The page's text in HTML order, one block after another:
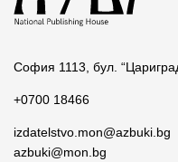
София 1113, бул.
+0700 18466
izdatelstvo.mon@azbuki.bg
azbuki@mon.bg